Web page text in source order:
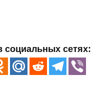
социальных сетях: